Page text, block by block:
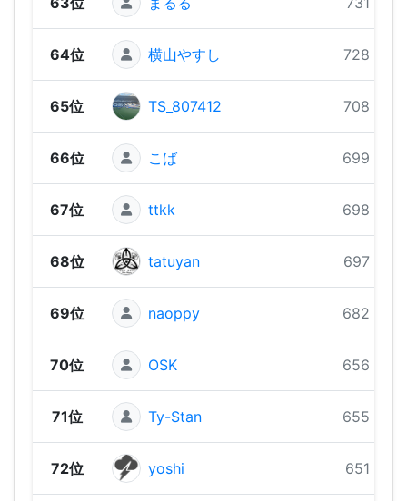
64位 横山やすし 728 pts
65位 TS_807412 708 pts
66位 こば 699 pts
67位 ttkk 698 pts
68位 tatuyan 697 pts
69位 naoppy 682 pts
70位 OSK 656 pts
71位 Ty-Stan 655 pts
72位 yoshi 651 pts